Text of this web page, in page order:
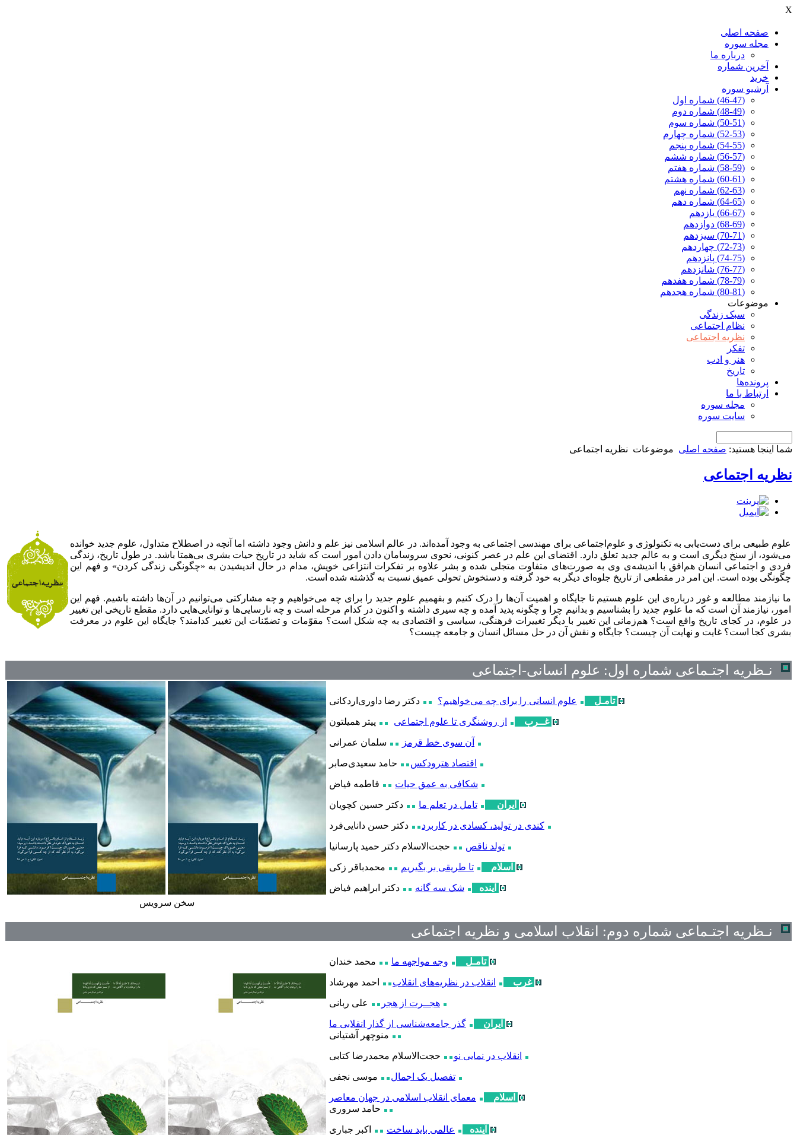
X
صفحه اصلی
مجله سوره
درباره ما
آخرين شماره
خرید
آرشیو سوره
(46-47) شماره اول
(48-49) شماره دوم
(50-51) شماره سوم
(52-53) شماره چهارم
(54-55) شماره پنجم
(56-57) شماره ششم
(58-59) شماره هفتم
(60-61) شماره هشتم
(62-63) شماره نهم
(64-65) شماره دهم
(66-67) یازدهم
(68-69) دوازدهم
(70-71) سیزدهم
(72-73) چهاردهم
(74-75) پانزدهم
(76-77) شانزدهم
(78-79) شماره هفدهم
(80-81) شماره هجدهم
موضوعات
سبک زندگی
نظام اجتماعی
نظریه اجتماعی
تفکر
هنر و ادب
تاریخ
پرونده‌ها
ارتباط با ما
مجله سوره
سایت سوره
شما اینجا هستید: صفحه اصلی موضوعات نظریه اجتماعی
نظریه اجتماعی
علوم طبیعی برای دست‌یابی به تکنولوژی و علوم‌اجتماعی برای مهندسی اجتماعی به وجود آمده‌اند. در عالم اسلامی نیز علم و دانش وجود داشته اما آنچه در اصطلاح متداول، علوم جدید خوانده
می‌شود، از سنخ دیگری است و به عالم جدید تعلق دارد. اقتضای این‌ علم در عصر کنونی، نحوی سروسامان دادن امور است که شاید در تاریخ حیات بشری بی‌همتا باشد. در طول تاریخ، زندگی
فردی و اجتماعی انسان هم‌افق با اندیشه‌ی وی به صورت‌های متفاوت متجلی شده و بشر علاوه بر تفکرات انتزاعی خویش، مدام در حال اندیشیدن به «چگونگی زندگی کردن» و فهم این
چگونگی بوده است. این امر در مقطعی از تاریخ جلوه‌ای دیگر به خود گرفته و دستخوش تحولی عمیق نسبت به گذشته‌ شده است.
ما نیازمند مطالعه و غور درباره‌ی این علوم هستیم تا جایگاه و اهمیت آن‌ها را درک کنیم و بفهمیم علوم‌ جدید را برای چه می‌خواهیم و چه مشارکتی می‌توانیم در آن‌ها داشته باشیم. فهم این
امور، نیازمند آن است که ما علوم جدید را بشناسیم و بدانیم چرا و چگونه پدید آمده و چه سیری داشته و اکنون در کدام مرحله است و چه نارسایی‌ها و توانایی‌هایی دارد. مقطع تاریخی این تغییر
در علوم، در کجای تاریخ واقع است؟ هم‌زمانی این تغییر با دیگر تغییرات فرهنگی، سیاسی و اقتصادی به چه شکل است؟ مقوّمات و تضمّنات این تغییر کدامند؟ جایگاه این علوم در معرفت
بشری کجا است؟ غایت و نهایت آن چیست؟ جایگاه و نقش آن در حل مسائل انسان و جامعه چیست؟
نـظریه اجتـماعی شماره اول: علوم انسانی-اجتماعی
تأمـل علوم انسانی را برای چه می‌خواهيم؟ دکتر رضا داوری‌اردکانی
غــرب از روشنگری تا علوم اجتماعی پیتر همیلتون
آن سوی خط قرمز سلمان عمرانی
اقتصاد هترودکس حامد سعیدی‌صابر
شکافی به عمق حيات فاطمه فیاض
ایران تامل در تعلم ما دکتر حسین کچویان
کندی در تولید، کسادی در کاربرد دکتر حسن دانایی‌فرد
تولد ناقص حجت‌الاسلام دکتر حمید پارسانیا
اسلام تا طريقی بر بگيريم محمدباقر زکی
آینده شک سه گانه دکتر
ابراهیم فیاض
سخن سرويس
نـظریه اجتـماعی شماره دوم: انقلاب اسلامی و نظریه اجتماعی
تأمـل وجه مواجهه ما محمد خندان
غرب انقلاب در نظریه‌های انقلاب احمد مهرشاد
هجــرت از هجر علی ربانی
ایران
گذر جامعه‌شناسی از گذار انقلابی ما
منوچهر آشتیانی
انقلاب در نمایی نو حجت‌الاسلام محمدرضا کتابی
تفصیل یک اجمال موسی نجفی
اسلام
معمای انقلاب اسلامی در جهان معاصر
حامد سروری
آینده عالمی باید ساخت اکبر جباری